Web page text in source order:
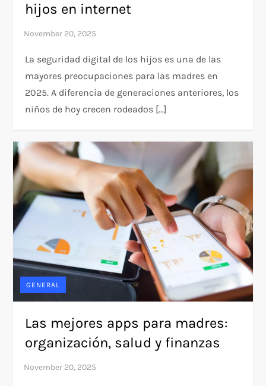
hijos en internet
La seguridad digital de los hijos es una de las
mayores preocupaciones para las madres en
2025. A diferencia de generaciones anteriores, los
niños de hoy crecen rodeados […]
GENERAL
Las mejores apps para madres:
organización, salud y finanzas